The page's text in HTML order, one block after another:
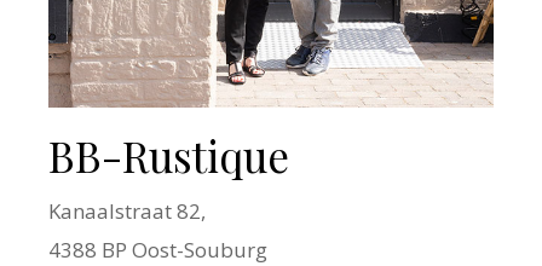
BB-Rustique
Kanaalstraat 82,
4388 BP Oost-Souburg